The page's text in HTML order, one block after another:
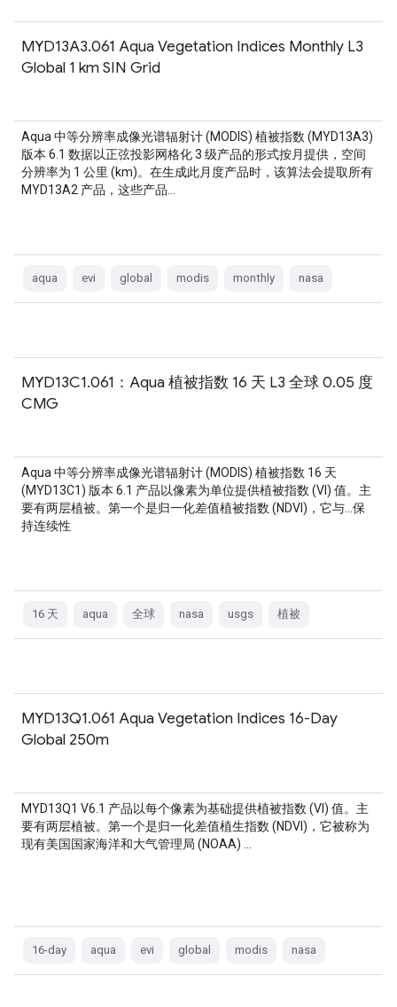
MYD13A3.061 Aqua Vegetation Indices Monthly L3
Global 1 km SIN Grid
Aqua 中等分辨率成像光谱辐射计 (MODIS) 植被指数 (MYD13A3)
版本 6.1 数据以正弦投影网格化 3 级产品的形式按月提供，空间
分辨率为 1 公里 (km)。在生成此月度产品时，该算法会提取所有
MYD13A2 产品，这些产品…
aqua evi global modis monthly nasa
MYD13C1.061：Aqua 植被指数 16 天 L3 全球 0.05 度
CMG
Aqua 中等分辨率成像光谱辐射计 (MODIS) 植被指数 16 天
(MYD13C1) 版本 6.1 产品以像素为单位提供植被指数 (VI) 值。主
要有两层植被。第一个是归一化差值植被指数 (NDVI)，它与…保
持连续性
16 天 aqua 全球 nasa usgs 植被
MYD13Q1.061 Aqua Vegetation Indices 16-Day
Global 250m
MYD13Q1 V6.1 产品以每个像素为基础提供植被指数 (VI) 值。主
要有两层植被。第一个是归一化差值植生指数 (NDVI)，它被称为
现有美国国家海洋和大气管理局 (NOAA) …
16-day aqua evi global modis nasa